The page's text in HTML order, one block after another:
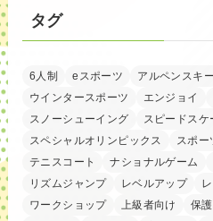
タグ
6人制 eスポーツ アルペンスキー
ウインタースポーツ
エンジョイ
スノーシューイング
スピードスケ
スペシャルオリンピックス
スポー
テニスコート
ナショナルゲーム
リズムジャンプ
レベルアップ
ワークショップ
上級者向け 保